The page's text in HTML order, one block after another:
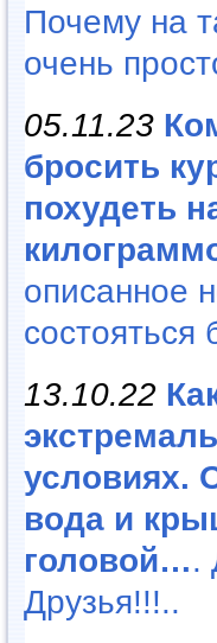
Почему на
очень
05.11.23
бросить
похудеть
описанное
состояться
13.10.22
условиях.
вода и
головой….
Друзья!!!..